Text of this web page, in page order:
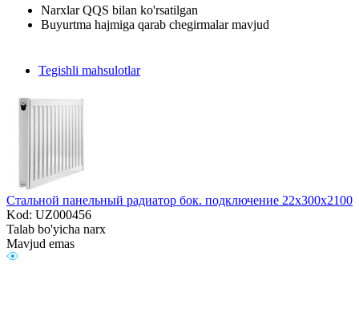
Narxlar QQS bilan ko'rsatilgan
Buyurtma hajmiga qarab chegirmalar mavjud
Tegishli mahsulotlar
Стальной панельный радиатор бок. подключение 22х300х2100
Kod: UZ000456
Talab bo'yicha narx
Mavjud emas